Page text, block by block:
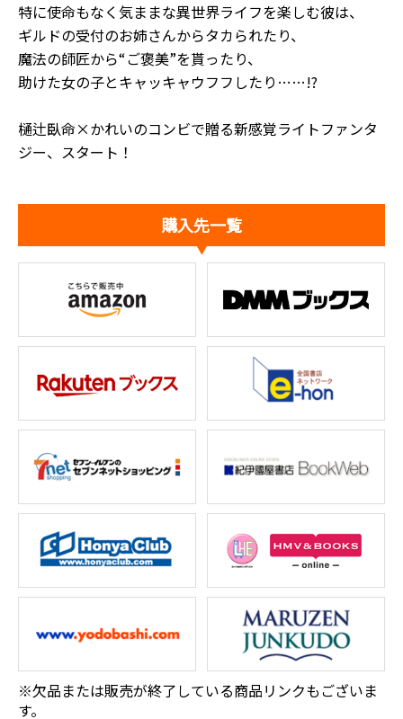
特に使命もなく気ままな異世界ライフを楽しむ彼は、
ギルドの受付のお姉さんからタカられたり、
魔法の師匠から“ご褒美”を貰ったり、
助けた女の子とキャッキャウフフしたり……!?
樋辻臥命×かれいのコンビで贈る新感覚ライトファンタ
ジー、スタート！
購入先一覧
※欠品または販売が終了している商品リンクもございま
す。